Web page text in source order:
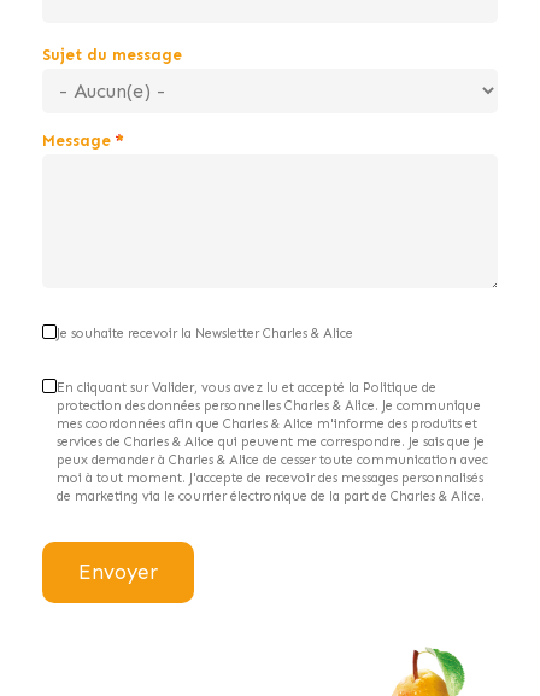
Sujet du message
Message
Je souhaite recevoir la Newsletter Charles & Alice
En cliquant sur Valider, vous avez lu et accepté la Politique de
protection des données personnelles Charles & Alice. Je communique
mes coordonnées afin que Charles & Alice m'informe des produits et
services de Charles & Alice qui peuvent me correspondre. Je sais que je
peux demander à Charles & Alice de cesser toute communication avec
moi à tout moment. J'accepte de recevoir des messages personnalisés
de marketing via le courrier électronique de la part de Charles & Alice.